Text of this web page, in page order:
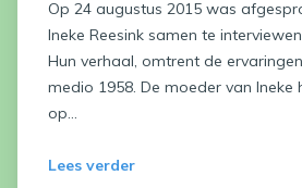
Op 24 augustus 2015 was
Ineke Reesink samen te
Hun verhaal, omtrent de
medio 1958. De moeder van Ineke
op...
Lees verder